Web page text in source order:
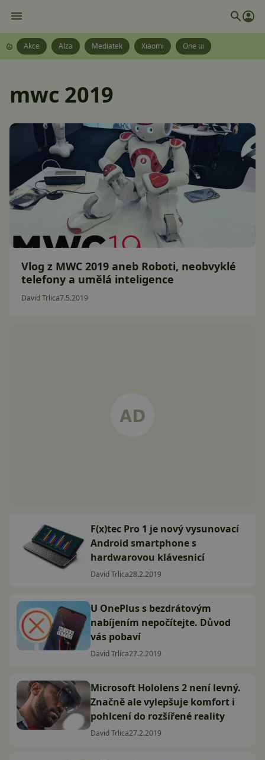
Akce Alza Mediatek Xiaomi One ui
mwc 2019
Vlog z MWC 2019 aneb Roboti, neobvyklé
telefony a umělá inteligence
David Trlica7.5.2019
F(x)tec Pro 1 je nový vysunovací
Android smartphone s
hardwarovou klávesnicí
David Trlica28.2.2019
U OnePlus s bezdrátovým
nabíjením nepočítejte. Důvod
vás pobaví
David Trlica27.2.2019
Microsoft Hololens 2 není levný.
Značně ale vylepšuje komfort i
pohlcení do rozšířené reality
David Trlica27.2.2019